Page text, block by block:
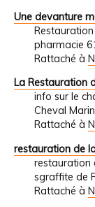
Une devanture
pharmacie
Rattaché à
La Restauration
info sur le
Cheval
Rattaché à
restauration de
restauration
sgraffite de
Rattaché à